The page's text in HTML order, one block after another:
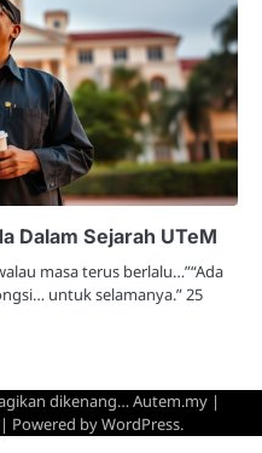
Dalam Sejarah UTeM
masa terus berlalu…”“Ada
untuk selamanya.” 25
dikenang… Autem.my |
| Powered byWordPress.